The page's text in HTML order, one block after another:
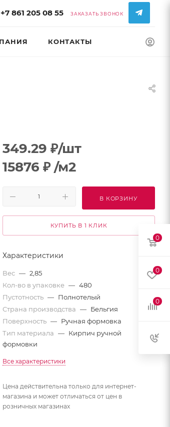
+7 861 205 08 55 ЗАКАЗАТЬ ЗВОНОК
КОНТАКТЫ
349.29 ₽/шт
15876 ₽ /м2
В КОРЗИНУ
КУПИТЬ В 1 КЛИК
Характеристики
Вес — 2,85
Кол-во в упаковке — 480
Пустотность — Полнотелый
Страна производства — Бельгия
Поверхность — Ручная формовка
Тип материала — Кирпич ручной
формовки
Все характеристики
Цена действительна только для интернет-
магазина и может отличаться от цен в
розничных магазинах
0
0
0